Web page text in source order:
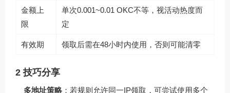
金额上
限
单次0.001~0.01 OKC不等，视活动热度而
定
有效期 领取后需在48小时内使用，否则可能清零
2 技巧分享
多地址策略 ：若规则允许同一IP领取，可尝试使用多个